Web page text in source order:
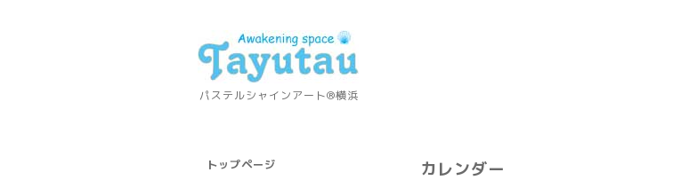
パステルシャインアート®横浜
カレンダー
トップページ